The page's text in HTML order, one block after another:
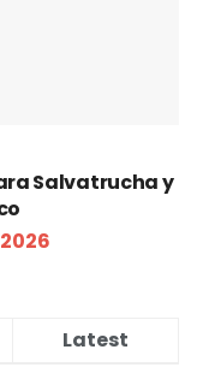
Salvatrucha y
Latest